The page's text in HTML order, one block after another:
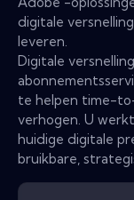
digitale
leveren.
Digitale
te helpen time-
verhogen. U
huidige digitale
bruikbare,